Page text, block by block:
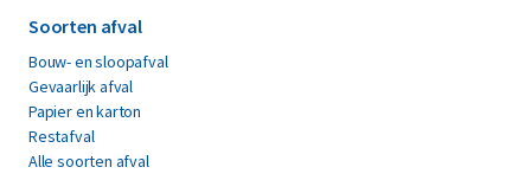
Soorten afval
Bouw- en sloopafval
Gevaarlijk afval
Papier en karton
Restafval
Alle soorten afval